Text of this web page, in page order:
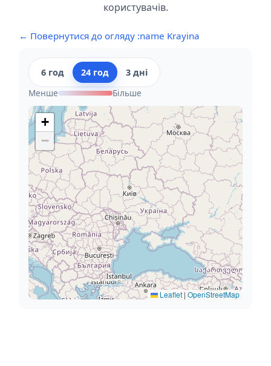
користувачів.
← Повернутися до огляду :name Krayina
6 год 24 год
3 дні
Менше
Більше
+
−
Leaflet | OpenStreetMap